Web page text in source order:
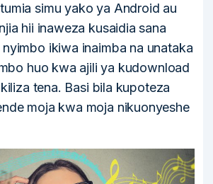
simu yako ya Android au
hii inaweza kusaidia sana
ikiwa inaimba na unataka
huo kwa ajili ya kudownload
tena. Basi bila kupoteza
moja kwa moja nikuonyeshe